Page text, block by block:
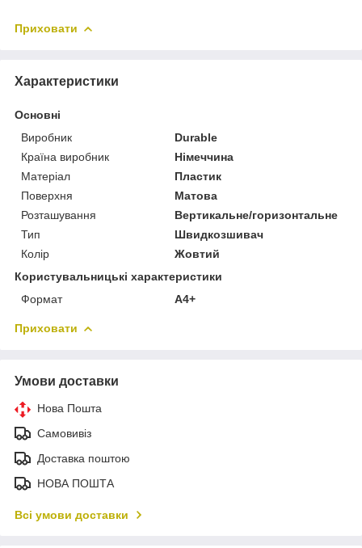
Приховати
Характеристики
Основні
Виробник
Durable
Країна виробник
Німеччина
Матеріал
Пластик
Поверхня
Матова
Розташування
Вертикальне/горизонтальне
Тип
Швидкозшивач
Колір
Жовтий
Користувальницькі характеристики
Формат
A4+
Приховати
Умови доставки
Нова Пошта
Самовивіз
Доставка поштою
НОВА ПОШТА
Всі умови доставки